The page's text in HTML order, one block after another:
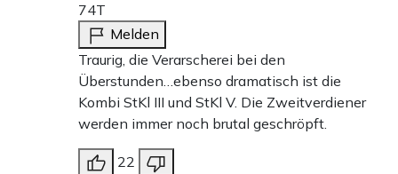
74T
Melden
Traurig, die Verarscherei bei den
Überstunden…ebenso dramatisch ist die
Kombi StKl III und StKl V. Die Zweitverdiener
werden immer noch brutal geschröpft.
22